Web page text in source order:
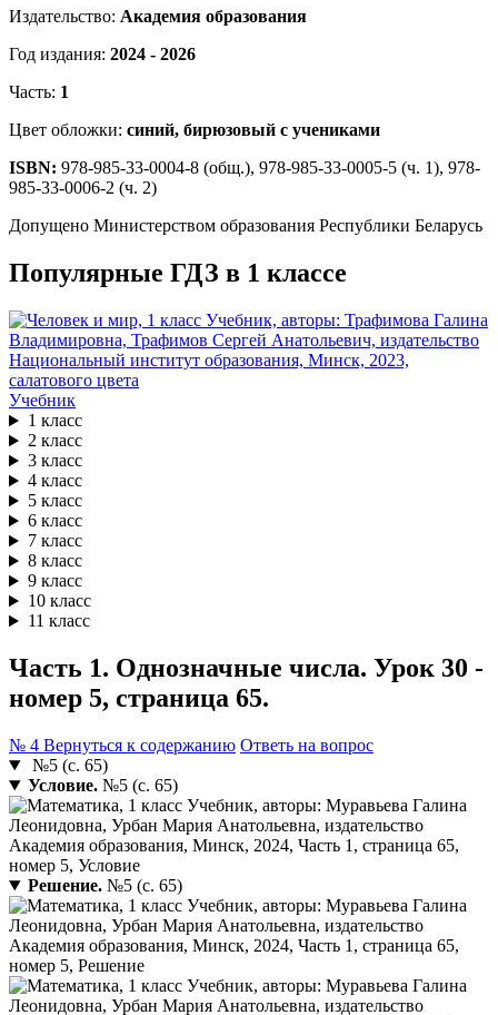
Издательство: Академия образования
Год издания: 2024 - 2026
Часть: 1
Цвет обложки: синий, бирюзовый с учениками
ISBN: 978-985-33-0004-8 (общ.), 978-985-33-0005-5 (ч. 1), 978-
985-33-0006-2 (ч. 2)
Допущено Министерством образования Республики Беларусь
Популярные ГДЗ в 1 классе
Учебник
1 класс
2 класс
3 класс
4 класс
5 класс
6 класс
7 класс
8 класс
9 класс
10 класс
11 класс
Часть 1. Однозначные числа. Урок 30 -
номер 5, страница 65.
№ 4 Вернуться к содержанию Ответь на вопрос
№5 (с. 65)
Условие.№5 (с. 65)
Решение.№5 (с. 65)